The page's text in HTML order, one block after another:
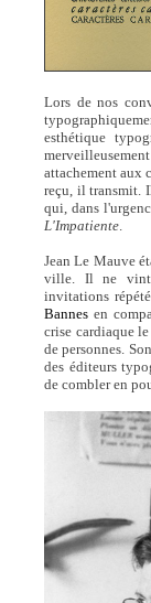
Lors de nos
esthétique
attachement aux
reçu, il transmit.
qui, dans
L'Impatiente.
Jean Le Mauve
ville. Il ne vint
invitations
Bannesen
crise cardiaque
de personnes.
des éditeurs
de combler en